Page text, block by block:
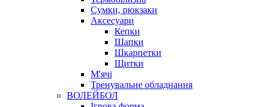
Сумки, рюкзаки
Аксесуари
Кепки
Шапки
Шкарпетки
Щитки
М'ячі
Тренувальне обладнання
ВОЛЕЙБОЛ